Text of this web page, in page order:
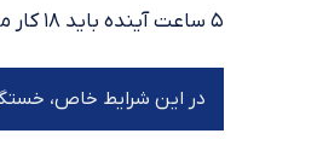
۵ ساعت آینده باید ۱۸ کار مختلف را انجام دهید.
در این شرایط خاص،